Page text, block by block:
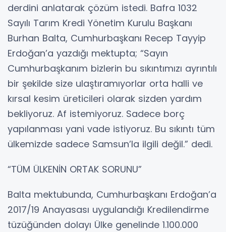
derdini anlatarak çözüm istedi. Bafra 1032
Sayılı Tarım Kredi Yönetim Kurulu Başkanı
Burhan Balta, Cumhurbaşkanı Recep Tayyip
Erdoğan’a yazdığı mektupta; “Sayın
Cumhurbaşkanım bizlerin bu sıkıntımızı ayrıntılı
bir şekilde size ulaştıramıyorlar orta halli ve
kırsal kesim üreticileri olarak sizden yardım
bekliyoruz. Af istemiyoruz. Sadece borç
yapılanması yani vade istiyoruz. Bu sıkıntı tüm
ülkemizde sadece Samsun’la ilgili değil.” dedi.
“TÜM ÜLKENİN ORTAK SORUNU”
Balta mektubunda, Cumhurbaşkanı Erdoğan’a
2017/19 Anayasası uygulandığı Kredilendirme
tüzüğünden dolayı Ülke genelinde 1.100.000